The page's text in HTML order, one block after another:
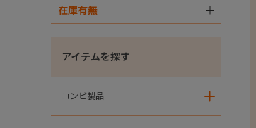
在庫有無
アイテムを探す
コンビ製品